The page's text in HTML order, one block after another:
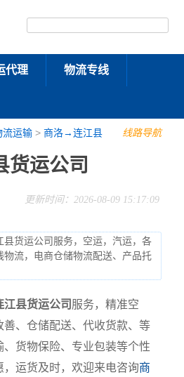
代理 物流专线
线路导航
流运输 >商洛→连江县
货运公司
更新时间：2026-08-09 15:17:09
县货运公司服务，空运，汽运，各
物流，电商仓储物流配送、产品托
江县货运公司 服务，精准空
、仓储配送、代收货款、等
货物保险、专业包装等个性
运货及时，欢迎来电咨询商